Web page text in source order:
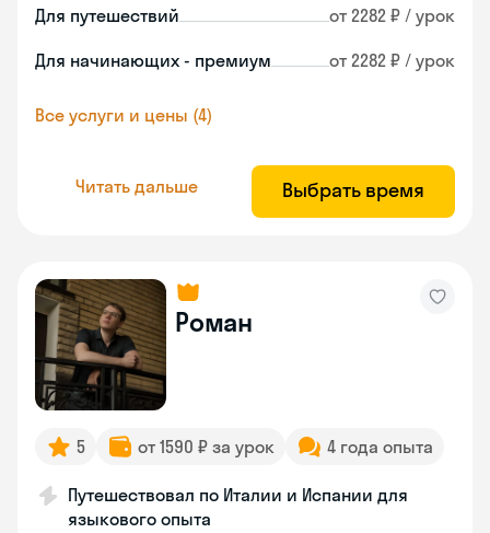
Для путешествий от 2282 ₽ / урок
Для начинающих - премиум от 2282 ₽ / урок
Все услуги и цены (4)
Читать дальше Выбрать время
Роман
5 от 1590 ₽ за урок 4 года опыта
Путешествовал по Италии и Испании для
языкового опыта